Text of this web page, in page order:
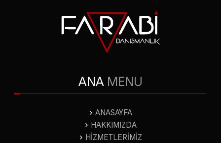
ANA MENU
ANASAYFA
HAKKIMIZDA
HİZMETLERİMİZ